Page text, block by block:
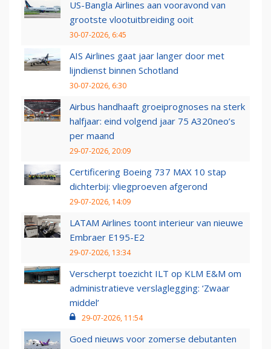
US-Bangla Airlines aan vooravond van
grootste vlootuitbreiding ooit
30-07-2026, 6:45
AIS Airlines gaat jaar langer door met
lijndienst binnen Schotland
30-07-2026, 6:30
Airbus handhaaft groeiprognoses na sterk
halfjaar: eind volgend jaar 75 A320neo’s
per maand
29-07-2026, 20:09
Certificering Boeing 737 MAX 10 stap
dichterbij: vliegproeven afgerond
29-07-2026, 14:09
LATAM Airlines toont interieur van nieuwe
Embraer E195-E2
29-07-2026, 13:34
Verscherpt toezicht ILT op KLM E&M om
administratieve verslaglegging: ‘Zwaar
middel’
29-07-2026, 11:54
Goed nieuws voor zomerse debutanten